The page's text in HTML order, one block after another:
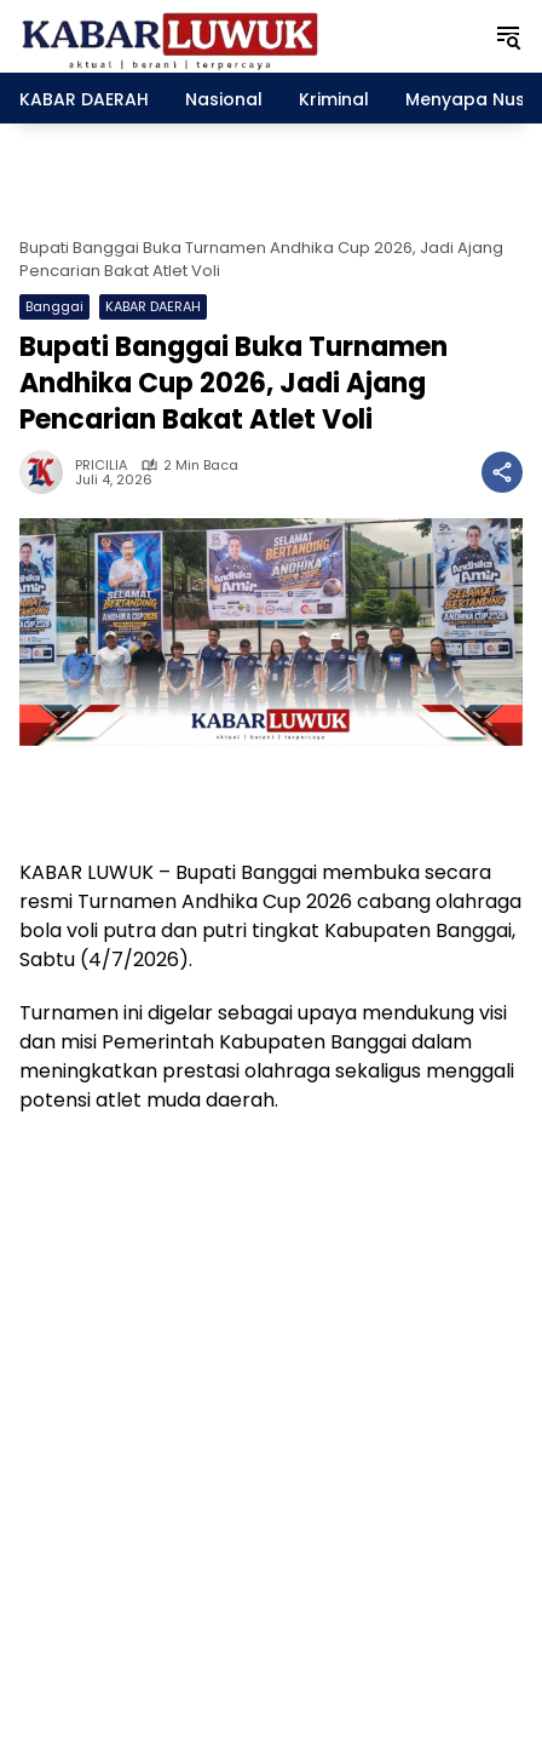
KABAR DAERAH Nasional Kriminal Menyapa
Bupati Banggai Buka Turnamen Andhika Cup 2026, Jadi Ajang
Pencarian Bakat Atlet Voli
Banggai KABAR DAERAH
Bupati Banggai Buka Turnamen
Andhika Cup 2026, Jadi Ajang
Pencarian Bakat Atlet Voli
PRICILIA 2 Min Baca
Juli 4, 2026
KABAR LUWUK – Bupati Banggai membuka secara
resmi Turnamen Andhika Cup 2026 cabang olahraga
bola voli putra dan putri tingkat Kabupaten Banggai,
Sabtu (4/7/2026).
Turnamen ini digelar sebagai upaya mendukung visi
dan misi Pemerintah Kabupaten Banggai dalam
meningkatkan prestasi olahraga sekaligus menggali
potensi atlet muda daerah.